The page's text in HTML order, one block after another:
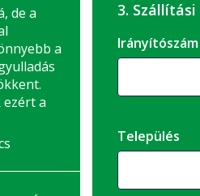
de a
a
ezért a
3.
Irányítószám
Település